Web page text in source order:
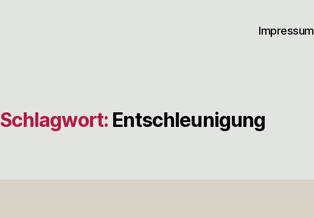
Impressum
Schlagwort: Entschleunigung